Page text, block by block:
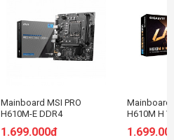
Mainboard MSI PRO
H610M-E DDR4
1.699.000đ
Mainboard
H610M H